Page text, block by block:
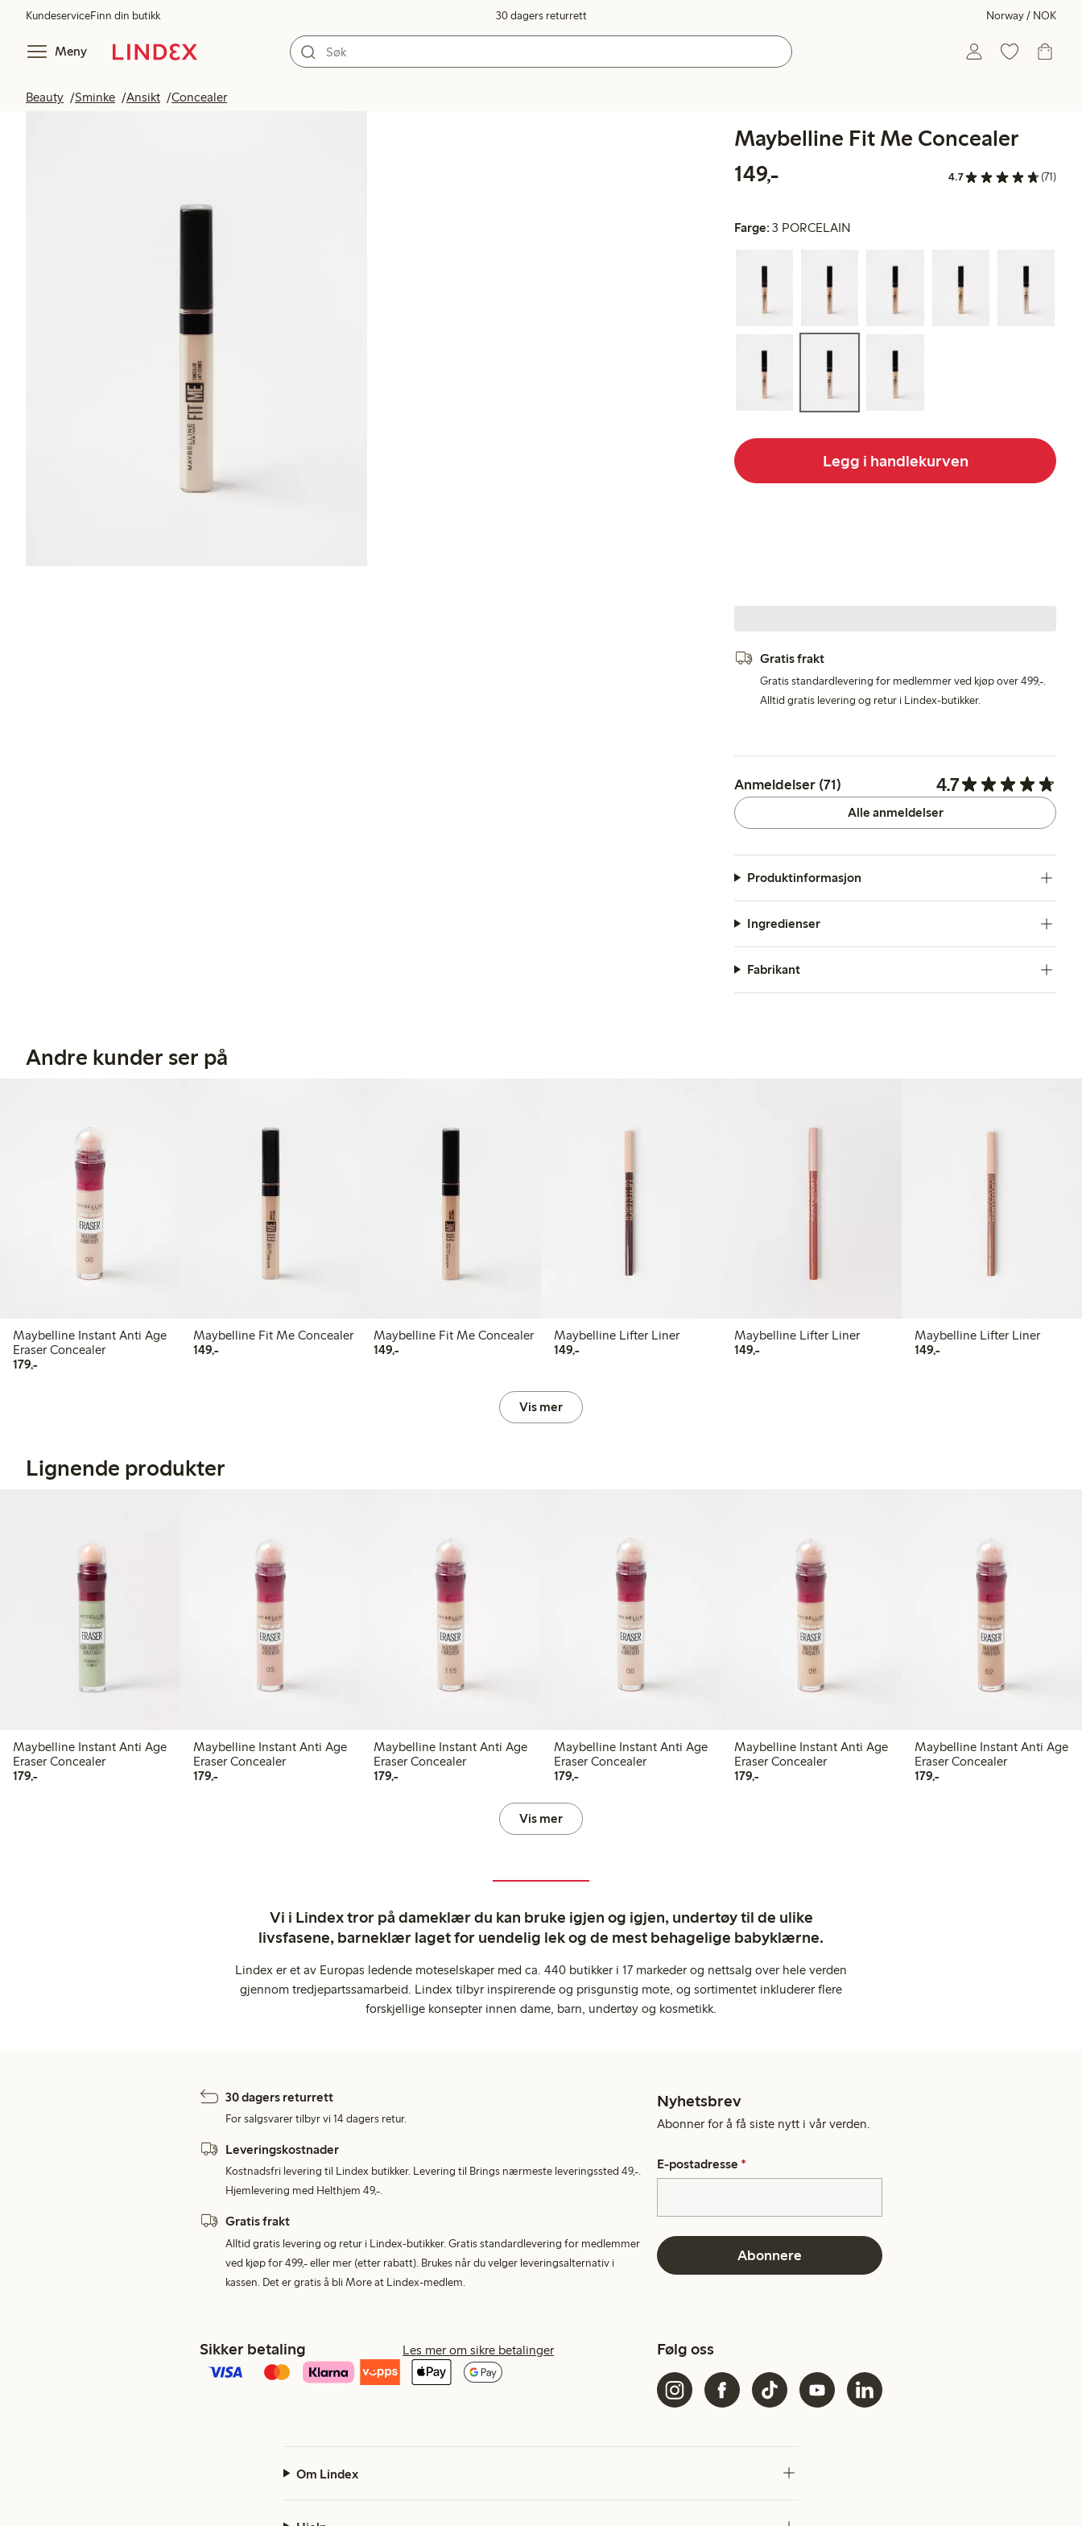
KundeserviceFinn din butikk 30 dagers returrett Norway / NOK
Meny
Beauty Sminke Ansikt Concealer
Maybelline Fit Me Concealer
149,-
4.7 (71)
Farge:3 PORCELAIN
Legg i handlekurven
Gratis frakt
Gratis standardlevering for medlemmer ved kjøp over 499,-.
Alltid gratis levering og retur i Lindex-butikker.
Anmeldelser (71) 4.7
Alle anmeldelser
Produktinformasjon
Ingredienser
Fabrikant
Andre kunder ser på
Maybelline Instant Anti Age
Eraser Concealer
179,-179,00 kr
Maybelline Fit Me Concealer
149,-149,00 kr
Maybelline Fit Me Concealer
149,-149,00 kr
Maybelline Lifter Liner
149,-149,00 kr
Maybelline Lifter Liner
149,-149,00 kr
Maybelline Lifter Liner
149,-149,00 kr
Vis mer
Lignende produkter
Maybelline Instant Anti Age
Eraser Concealer
179,-179,00 kr
Maybelline Instant Anti Age
Eraser Concealer
179,-179,00 kr
Maybelline Instant Anti Age
Eraser Concealer
179,-179,00 kr
Maybelline Instant Anti Age
Eraser Concealer
179,-179,00 kr
Maybelline Instant Anti Age
Eraser Concealer
179,-179,00 kr
Maybelline Instant Anti Age
Eraser Concealer
179,-179,00 kr
Vis mer
Vi i Lindex tror på dameklær du kan bruke igjen og igjen, undertøy til de ulike
livsfasene, barneklær laget for uendelig lek og de mest behagelige babyklærne.
Lindex er et av Europas ledende moteselskaper med ca. 440 butikker i 17 markeder og nettsalg over hele verden
gjennom tredjepartssamarbeid. Lindex tilbyr inspirerende og prisgunstig mote, og sortimentet inkluderer flere
forskjellige konsepter innen dame, barn, undertøy og kosmetikk.
30 dagers returrett
For salgsvarer tilbyr vi 14 dagers retur.
Leveringskostnader
Kostnadsfri levering til Lindex butikker. Levering til Brings nærmeste leveringssted 49,-.
Hjemlevering med Helthjem 49,-.
Gratis frakt
Alltid gratis levering og retur i Lindex-butikker. Gratis standardlevering for medlemmer
ved kjøp for 499,- eller mer (etter rabatt). Brukes når du velger leveringsalternativ i
kassen. Det er gratis å bli More at Lindex-medlem.
Nyhetsbrev
Abonner for å få siste nytt i vår verden.
E-postadresse *
Abonnere
Sikker betaling Les mer om sikre betalinger Følg oss
Om Lindex